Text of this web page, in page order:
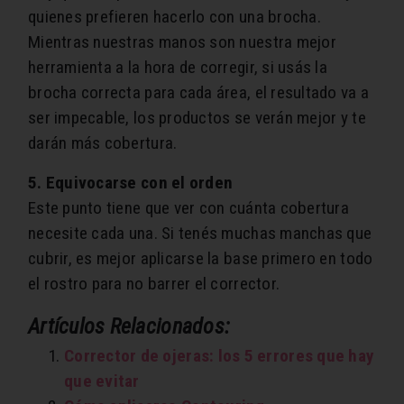
quienes prefieren hacerlo con una brocha.
Mientras nuestras manos son nuestra mejor
herramienta a la hora de corregir, si usás la
brocha correcta para cada área, el resultado va a
ser impecable, los productos se verán mejor y te
darán más cobertura.
5. Equivocarse con el orden
Este punto tiene que ver con cuánta cobertura
necesite cada una. Si tenés muchas manchas que
cubrir, es mejor aplicarse la base primero en todo
el rostro para no barrer el corrector.
Artículos Relacionados:
Corrector de ojeras: los 5 errores que hay
que evitar